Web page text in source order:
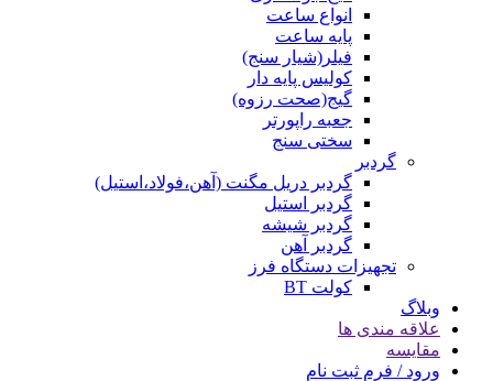
انواع ساعت
پایه ساعت
فیلر(شیار سنج)
کولیس پایه دار
گیج(صحت رزوه)
جعبه راپورتر
سختی سنج
گردبر
گردبر دریل مگنت (آهن،فولاد،استیل)
گردبر استیل
گردبر شیشه
گردبر آهن
تجهیزات دستگاه فرز
کولت BT
وبلاگ
علاقه مندی ها
مقایسه
ورود / فرم ثبت نام